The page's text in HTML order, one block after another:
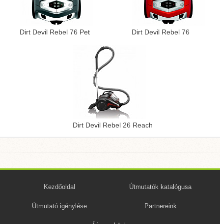
Dirt Devil Rebel 76 Pet Dirt Devil Rebel 76
Dirt Devil Rebel 26 Reach
Kezdőoldal Útmutatók katalógusa
Útmutató igénylése Partnereink